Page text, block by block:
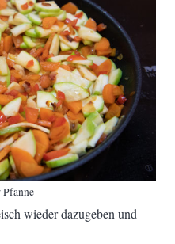
Pfanne
wieder dazugeben und